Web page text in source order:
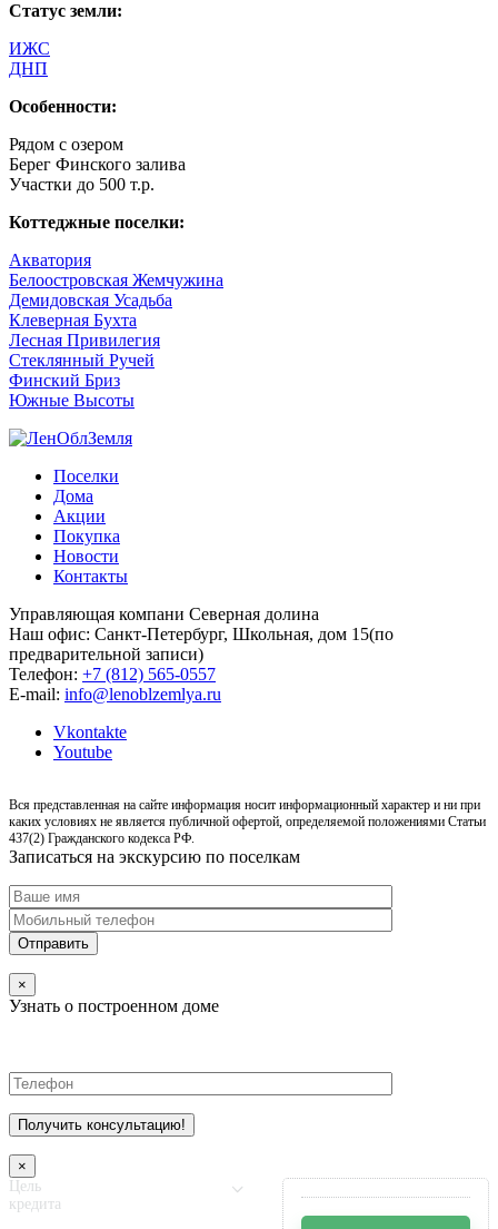
Статус земли:
ИЖС
ДНП
Особенности:
Рядом c озером
Берег Финского залива
Участки до 500 т.р.
Коттеджные поселки:
Акватория
Белоостровская Жемчужина
Демидовская Усадьба
Клеверная Бухта
Лесная Привилегия
Стеклянный Ручей
Финский Бриз
Южные Высоты
Поселки
Дома
Акции
Покупка
Новости
Контакты
Управляющая компани Северная долина
Наш офис: Санкт-Петербург, Школьная, дом 15(по
предварительной записи)
Телефон: +7 (812) 565-0557
E-mail: info@lenoblzemlya.ru
Vkontakte
Youtube
Вся представленная на сайте информация носит информационный характер и ни при
каких условиях не является публичной офертой, определяемой положениями Статьи
437(2) Гражданского кодекса РФ.
Записаться на экскурсию по поселкам
×
Узнать о построенном доме
×
Цель
кредита